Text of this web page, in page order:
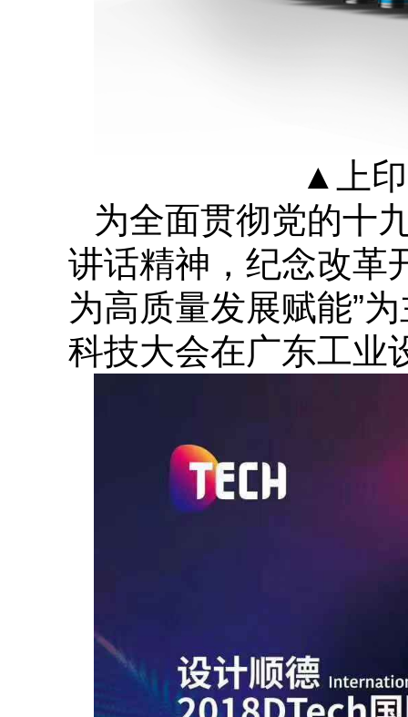
▲
上
为全面贯彻党的十
讲话精神，纪念改革
为高质量发展赋能”
科技大会在广东工业